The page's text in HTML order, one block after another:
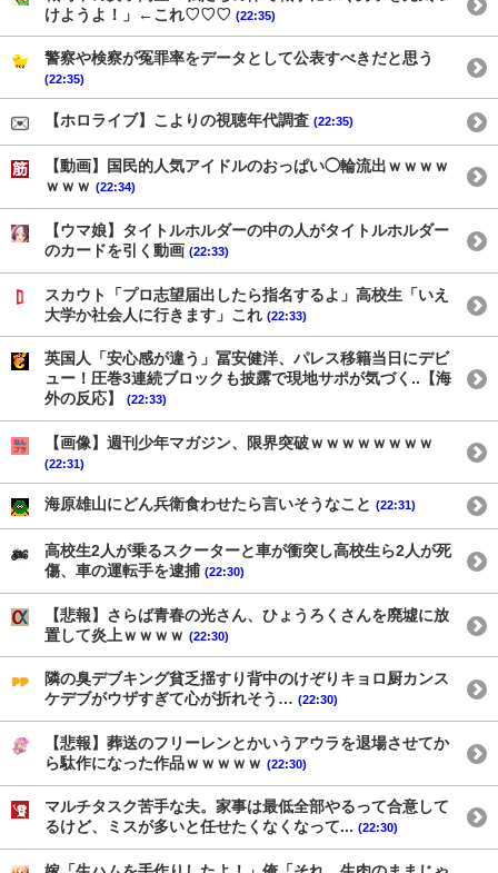
けようよ！」←これ♡♡♡ (22:35)
警察や検察が冤罪率をデータとして公表すべきだと思う
(22:35)
【ホロライブ】こよりの視聴年代調査 (22:35)
【動画】国民的人気アイドルのおっぱい◯輪流出ｗｗｗｗ
ｗｗｗ (22:34)
【ウマ娘】タイトルホルダーの中の人がタイトルホルダー
のカードを引く動画 (22:33)
スカウト「プロ志望届出したら指名するよ」高校生「いえ
大学か社会人に行きます」これ (22:33)
英国人「安心感が違う」冨安健洋、パレス移籍当日にデビ
ュー！圧巻3連続ブロックも披露で現地サポが気づく..【海
外の反応】
(22:33)
【画像】週刊少年マガジン、限界突破ｗｗｗｗｗｗｗｗ
(22:31)
海原雄山にどん兵衛食わせたら言いそうなこと (22:31)
高校生2人が乗るスクーターと車が衝突し高校生ら2人が死
傷、車の運転手を逮捕 (22:30)
【悲報】さらば青春の光さん、ひょうろくさんを廃墟に放
置して炎上ｗｗｗｗ (22:30)
隣の臭デブキング貧乏揺すり背中のけぞりキョロ厨カンス
ケデブがウザすぎて心が折れそう… (22:30)
【悲報】葬送のフリーレンとかいうアウラを退場させてか
ら駄作になった作品ｗｗｗｗｗ (22:30)
マルチタスク苦手な夫。家事は最低全部やるって合意して
るけど、ミスが多いと任せたくなくなって... (22:30)